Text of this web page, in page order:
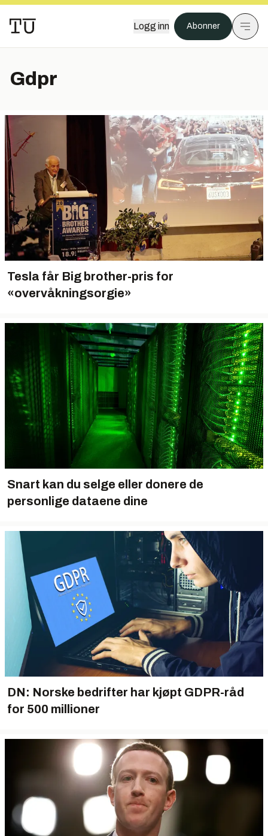
Logg inn Abonner
Gdpr
Tesla får Big brother-pris for
«overvåkningsorgie»
Snart kan du selge eller donere de
personlige dataene dine
DN: Norske bedrifter har kjøpt GDPR-råd
for 500 millioner